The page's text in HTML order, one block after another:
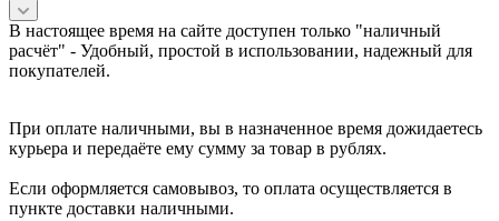
В настоящее время на сайте доступен только "наличный
расчёт" - Удобный, простой в использовании, надежный для
покупателей.
При оплате наличными, вы в назначенное время дожидаетесь
курьера и передаёте ему сумму за товар в рублях.
Если оформляется самовывоз, то оплата осуществляется в
пункте доставки наличными.